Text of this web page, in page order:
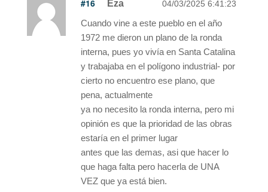
#16 Eza 04/03/2025 6:41:23
Cuando vine a este pueblo en el año
1972 me dieron un plano de la ronda
interna, pues yo vivía en Santa Catalina
y trabajaba en el polígono industrial- por
cierto no encuentro ese plano, que
pena, actualmente
ya no necesito la ronda interna, pero mi
opinión es que la prioridad de las obras
estaría en el primer lugar
antes que las demas, asi que hacer lo
que haga falta pero hacerla de UNA
VEZ que ya está bien.